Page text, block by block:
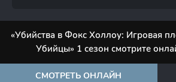
«Убийства в Фокс Холлоу: Игровая
Убийцы» 1 сезон смотрите
СМОТРЕТЬ ОНЛАЙН